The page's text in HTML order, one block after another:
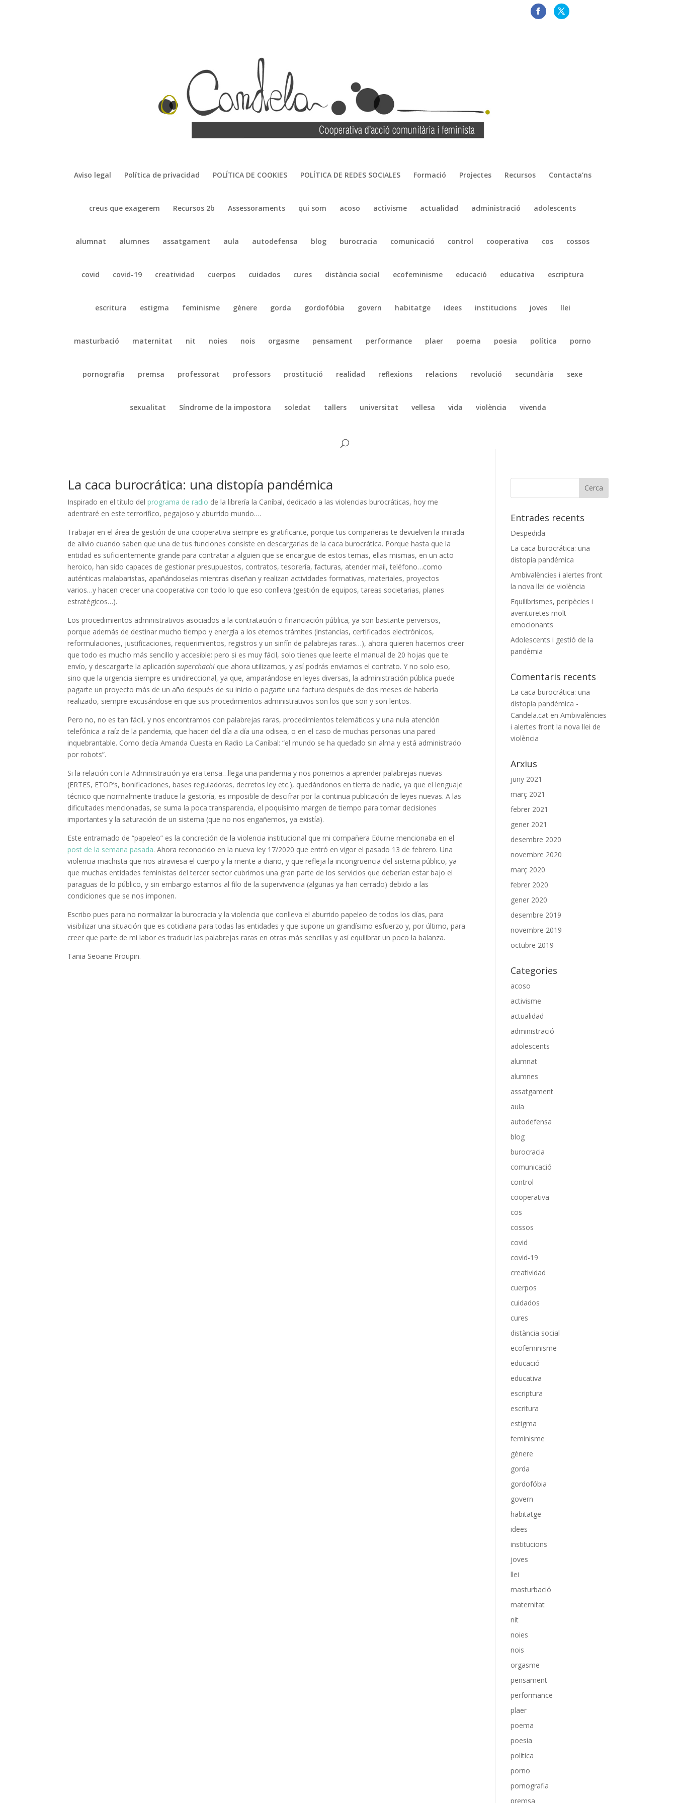
Aviso legal Política de privacidad POLÍTICA DE COOKIES POLÍTICA DE REDES SOCIALES Formació Projectes Recursos Contacta’ns
creus que exagerem Recursos 2b Assessoraments qui som acoso activisme actualidad administració adolescents
alumnat alumnes assatgament aula autodefensa blog burocracia comunicació control cooperativa cos cossos
covid covid-19 creatividad cuerpos cuidados cures distància social ecofeminisme educació educativa escriptura
escritura estigma feminisme gènere gorda gordofóbia govern habitatge idees institucions joves llei
masturbació maternitat nit noies nois orgasme pensament performance plaer poema poesia política porno
pornografia premsa professorat professors prostitució realidad reflexions relacions revolució secundària sexe
sexualitat Síndrome de la impostora soledat tallers universitat vellesa vida violència vivenda
La caca burocrática: una distopía pandémica
Inspirado en el título delprograma de radio de la librería la Caníbal, dedicado a las violencias burocráticas, hoy me
adentraré en este terrorífico, pegajoso y aburrido mundo….
Trabajar en el área de gestión de una cooperativa siempre es gratificante, porque tus compañeras te devuelven la mirada
de alivio cuando saben que una de tus funciones consiste en descargarlas de la caca burocrática. Porque hasta que la
entidad es suficientemente grande para contratar a alguien que se encargue de estos temas, ellas mismas, en un acto
heroico, han sido capaces de gestionar presupuestos, contratos, tesorería, facturas, atender mail, teléfono…como
auténticas malabaristas, apañándoselas mientras diseñan y realizan actividades formativas, materiales, proyectos
varios…y hacen crecer una cooperativa con todo lo que eso conlleva (gestión de equipos, tareas societarias, planes
estratégicos…).
Los procedimientos administrativos asociados a la contratación o financiación pública, ya son bastante perversos,
porque además de destinar mucho tiempo y energía a los eternos trámites (instancias, certificados electrónicos,
reformulaciones, justificaciones, requerimientos, registros y un sinfín de palabrejas raras…), ahora quieren hacernos creer
que todo es mucho más sencillo y accesible: pero si es muy fácil, solo tienes que leerte el manual de 20 hojas que te
envío, y descargarte la aplicación superchachi que ahora utilizamos, y así podrás enviarnos el contrato. Y no solo eso,
sino que la urgencia siempre es unidireccional, ya que, amparándose en leyes diversas, la administración pública puede
pagarte un proyecto más de un año después de su inicio o pagarte una factura después de dos meses de haberla
realizado, siempre excusándose en que sus procedimientos administrativos son los que son y son lentos.
Pero no, no es tan fácil, y nos encontramos con palabrejas raras, procedimientos telemáticos y una nula atención
telefónica a raíz de la pandemia, que hacen del día a día una odisea, o en el caso de muchas personas una pared
inquebrantable. Como decía Amanda Cuesta en Radio La Caníbal: “el mundo se ha quedado sin alma y está administrado
por robots”.
Si la relación con la Administración ya era tensa…llega una pandemia y nos ponemos a aprender palabrejas nuevas
(ERTES, ETOP’s, bonificaciones, bases reguladoras, decretos ley etc.), quedándonos en tierra de nadie, ya que el lenguaje
técnico que normalmente traduce la gestoría, es imposible de descifrar por la continua publicación de leyes nuevas. A las
dificultades mencionadas, se suma la poca transparencia, el poquísimo margen de tiempo para tomar decisiones
importantes y la saturación de un sistema (que no nos engañemos, ya existía).
Este entramado de “papeleo” es la concreción de la violencia institucional que mi compañera Edurne mencionaba en el
post de la semana pasada. Ahora reconocido en la nueva ley 17/2020 que entró en vigor el pasado 13 de febrero. Una
violencia machista que nos atraviesa el cuerpo y la mente a diario, y que refleja la incongruencia del sistema público, ya
que muchas entidades feministas del tercer sector cubrimos una gran parte de los servicios que deberían estar bajo el
paraguas de lo público, y sin embargo estamos al filo de la supervivencia (algunas ya han cerrado) debido a las
condiciones que se nos imponen.
Escribo pues para no normalizar la burocracia y la violencia que conlleva el aburrido papeleo de todos los días, para
visibilizar una situación que es cotidiana para todas las entidades y que supone un grandísimo esfuerzo y, por último, para
creer que parte de mi labor es traducir las palabrejas raras en otras más sencillas y así equilibrar un poco la balanza.
Tania Seoane Proupin.
Entrades recents
Despedida
La caca burocrática: una
distopía pandémica
Ambivalències i alertes front
la nova llei de violència
Equilibrismes, peripècies i
aventuretes molt
emocionants
Adolescents i gestió de la
pandèmia
Comentaris recents
La caca burocrática: una
distopía pandémica -
Candela.cat enAmbivalències
i alertes front la nova llei de
violència
Arxius
juny 2021
març 2021
febrer 2021
gener 2021
desembre 2020
novembre 2020
març 2020
febrer 2020
gener 2020
desembre 2019
novembre 2019
octubre 2019
Categories
acoso
activisme
actualidad
administració
adolescents
alumnat
alumnes
assatgament
aula
autodefensa
blog
burocracia
comunicació
control
cooperativa
cos
cossos
covid
covid-19
creatividad
cuerpos
cuidados
cures
distància social
ecofeminisme
educació
educativa
escriptura
escritura
estigma
feminisme
gènere
gorda
gordofóbia
govern
habitatge
idees
institucions
joves
llei
masturbació
maternitat
nit
noies
nois
orgasme
pensament
performance
plaer
poema
poesia
política
porno
pornografia
premsa